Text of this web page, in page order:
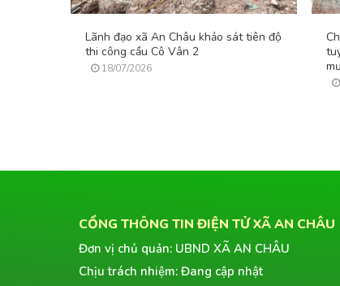
Lãnh đạo xã An Châu khảo sát tiên độ
thi công cầu Cô Vân 2
18/07/2026
CỔNG THÔNG TIN ĐIỆN TỬ XÃ AN CHÂU
Đơn vị chủ quản: UBND XÃ AN CHÂU
Chịu trách nhiệm: Đang cập nhật